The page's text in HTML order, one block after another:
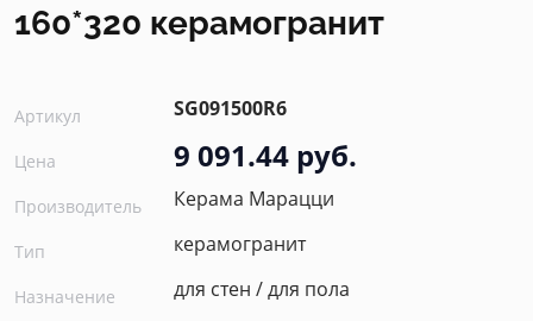
160*320 керамогранит
Артикул SG091500R6
Цена 9 091.44 руб.
Производитель Керама Марацци
Тип керамогранит
Назначение для стен / для пола